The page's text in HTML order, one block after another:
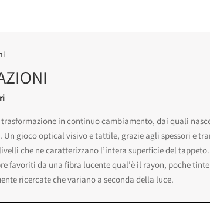
in continuo cambiamento, dai quali
Un gioco optical visivo e tattile, grazie agli spessori e
che ne caratterizzano l’intera superficie del
favoriti da una fibra lucente qual’è il rayon, poche tinte
ricercate che variano a seconda della luce.